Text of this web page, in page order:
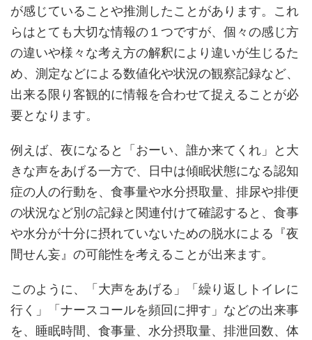
が感じていることや推測したことがあります。これ
らはとても大切な情報の１つですが、個々の感じ方
の違いや様々な考え方の解釈により違いが生じるた
め、測定などによる数値化や状況の観察記録など、
出来る限り客観的に情報を合わせて捉えることが必
要となります。
例えば、夜になると「おーい、誰か来てくれ」と大
きな声をあげる一方で、日中は傾眠状態になる認知
症の人の行動を、食事量や水分摂取量、排尿や排便
の状況など別の記録と関連付けて確認すると、食事
や水分が十分に摂れていないための脱水による『夜
間せん妄』の可能性を考えることが出来ます。
このように、「大声をあげる」「繰り返しトイレに
行く」「ナースコールを頻回に押す」などの出来事
を、睡眠時間、食事量、水分摂取量、排泄回数、体